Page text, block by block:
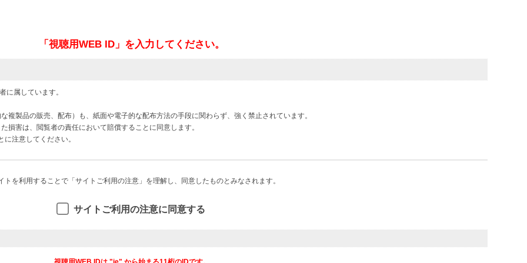
「視聴用WEB ID」を入力してください。
に属しています。
複製品の販売、配布）も、紙面や電子的な配布方法の手段に関わらず、強く禁止されています。
損害は、閲覧者の責任において賠償することに同意します。
注意してください。
トを利用することで「サイトご利用の注意」を理解し、同意したものとみなされます。
サイトご利用の注意に同意する